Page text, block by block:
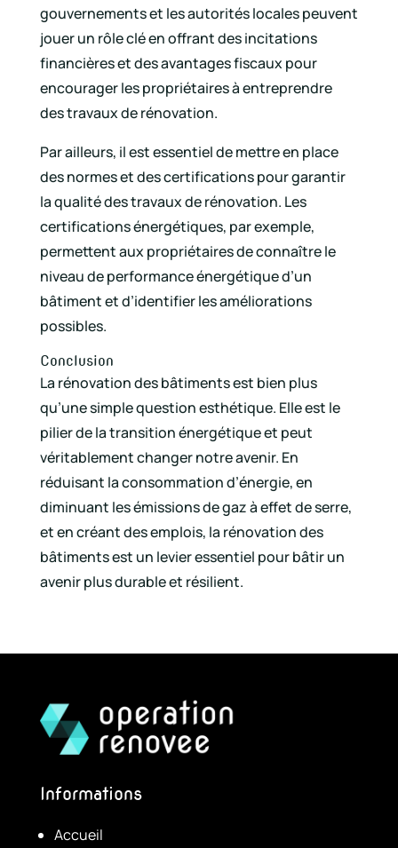
gouvernements et les autorités locales peuvent
jouer un rôle clé en offrant des incitations
financières et des avantages fiscaux pour
encourager les propriétaires à entreprendre
des travaux de rénovation.
Par ailleurs, il est essentiel de mettre en place
des normes et des certifications pour garantir
la qualité des travaux de rénovation. Les
certifications énergétiques, par exemple,
permettent aux propriétaires de connaître le
niveau de performance énergétique d’un
bâtiment et d’identifier les améliorations
possibles.
Conclusion
La rénovation des bâtiments est bien plus
qu’une simple question esthétique. Elle est le
pilier de la transition énergétique et peut
véritablement changer notre avenir. En
réduisant la consommation d’énergie, en
diminuant les émissions de gaz à effet de serre,
et en créant des emplois, la rénovation des
bâtiments est un levier essentiel pour bâtir un
avenir plus durable et résilient.
Informations
Accueil